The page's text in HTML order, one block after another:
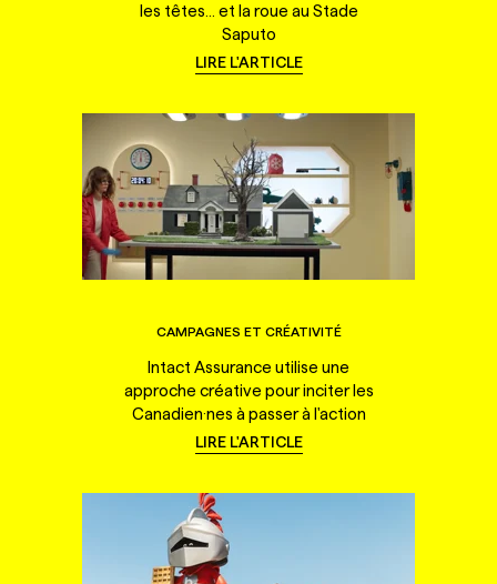
les têtes... et la roue au Stade
Saputo
LIRE L'ARTICLE
CAMPAGNES ET CRÉATIVITÉ
Intact Assurance utilise une
approche créative pour inciter les
Canadien·nes à passer à l'action
LIRE L'ARTICLE